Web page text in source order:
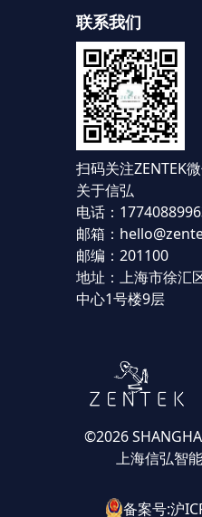
联系我们
扫码关注ZENTEK
关于信弘
电话：
邮箱：
邮编：201100
地址：上海市徐汇
中心1号楼9层
©2026
上海信弘智
备案号:沪